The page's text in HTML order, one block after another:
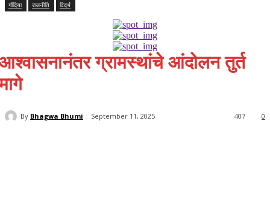
गोंदिया राजनीति विदर्भ
ग्रामस्थांचे आंदोलन तुर्त
By Bhagwa Bhumi September 11, 2025 0
407